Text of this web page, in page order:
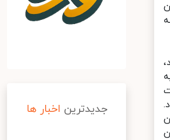
جدیدترین اخبار ها